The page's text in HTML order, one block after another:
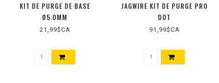
KIT DE PURGE DE BASE
Ø5.0MM
21,99$CA
JAGWIRE KIT DE PURGE PRO
DOT
91,99$CA